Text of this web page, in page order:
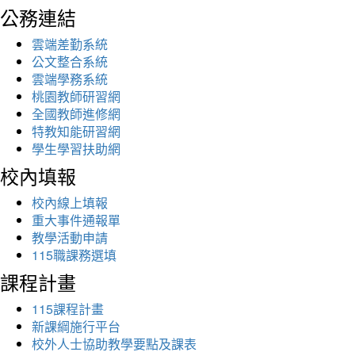
公務連結
雲端差勤系統
公文整合系統
雲端學務系統
桃園教師研習網
全國教師進修網
特教知能研習網
學生學習扶助網
校內填報
校內線上填報
重大事件通報單
教學活動申請
115職課務選填
課程計畫
115課程計畫
新課綱施行平台
校外人士協助教學要點及課表